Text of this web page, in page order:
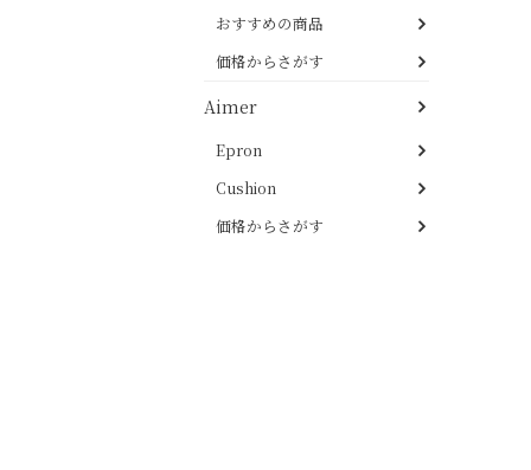
おすすめの商品
価格からさがす
Aimer
Epron
Cushion
価格からさがす